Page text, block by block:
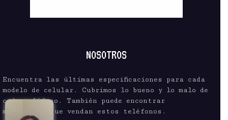
NOSOTROS
Encuentra las últimas especificaciones para cada
modelo de celular. Cubrimos lo bueno y lo malo de
cada teléfono. También puede encontrar
mayoristas que vendan estos teléfonos.